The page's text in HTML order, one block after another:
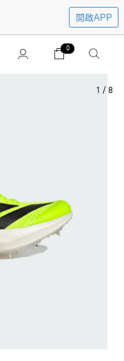
開啟APP
0
1 / 8